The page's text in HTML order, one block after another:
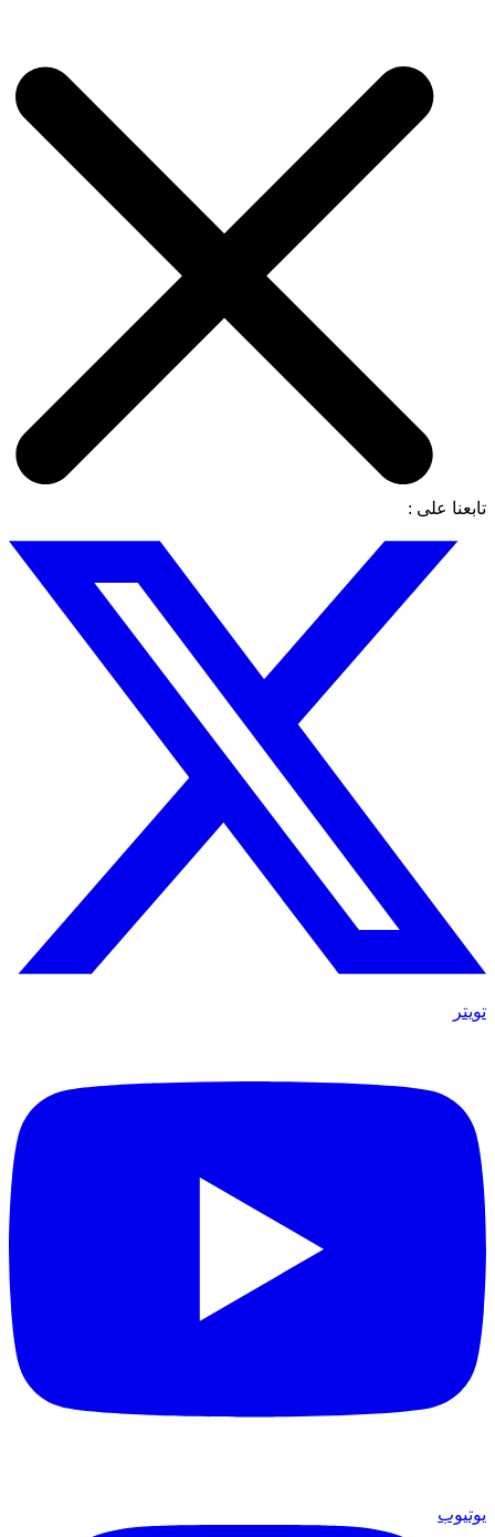
تابعنا على :
تويتر
يوتيوب